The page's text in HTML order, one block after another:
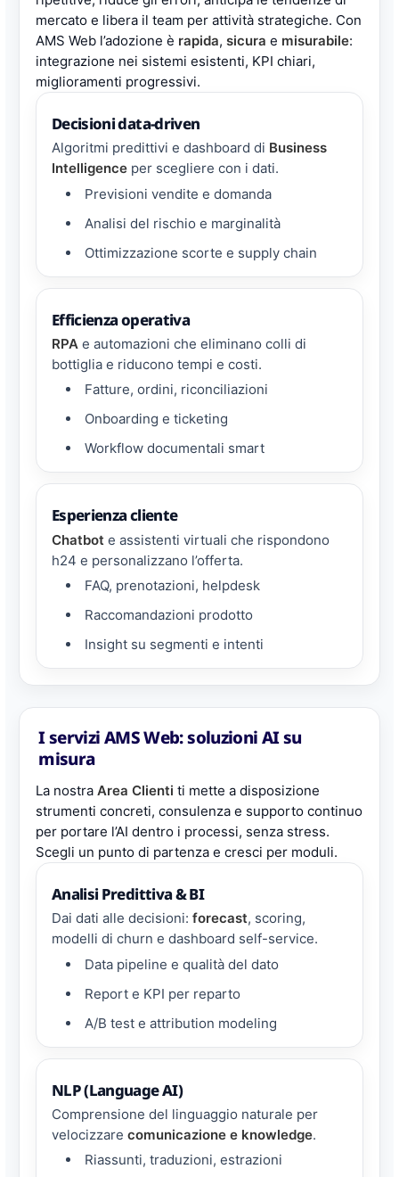
mercato e libera il team per attività strategiche. Con
AMS Web l’adozione è rapida,sicura e misurabile:
integrazione nei sistemi esistenti, KPI chiari,
miglioramenti progressivi.
Decisioni data-driven
Algoritmi predittivi e dashboard di Business
Intelligenceper scegliere con i dati.
Previsioni vendite e domanda
Analisi del rischio e marginalità
Ottimizzazione scorte e supply chain
Efficienza operativa
RPAe automazioni che eliminano colli di
bottiglia e riducono tempi e costi.
Fatture, ordini, riconciliazioni
Onboarding e ticketing
Workflow documentali smart
Esperienza cliente
Chatbot e assistenti virtuali che rispondono
h24 e personalizzano l’offerta.
FAQ, prenotazioni, helpdesk
Raccomandazioni prodotto
Insight su segmenti e intenti
I servizi AMS Web: soluzioni AI su
misura
La nostraArea Clienti ti mette a disposizione
strumenti concreti, consulenza e supporto continuo
per portare l’AI dentro i processi, senza stress.
Scegli un punto di partenza e cresci per moduli.
Analisi Predittiva & BI
Dai dati alle decisioni: forecast, scoring,
modelli di churn e dashboard self-service.
Data pipeline e qualità del dato
Report e KPI per reparto
A/B test e attribution modeling
NLP (Language AI)
Comprensione del linguaggio naturale per
velocizzare comunicazione e knowledge.
Riassunti, traduzioni, estrazioni